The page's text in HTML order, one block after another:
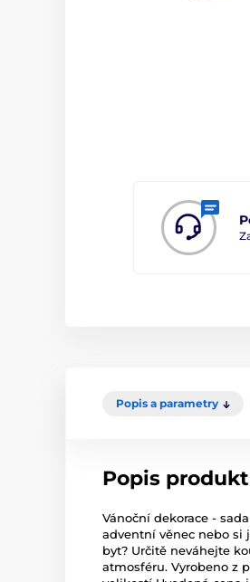
Popis a parametry
Popis
Vánoční dekorace -
adventní věnec nebo si
byt? Určitě neváhejte
atmosféru. Vyrobeno z